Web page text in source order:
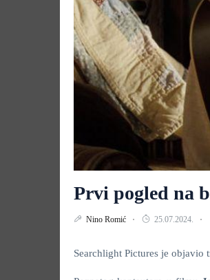
Prvi pogled na
Nino Romić 25.07.2024.
Searchlight Pictures je objavio